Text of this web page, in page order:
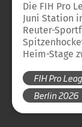
Die FIH Pro
Juni Station
Reuter-
Heim-Stage
HONAMAS
im letzten
FIH Pro
Berlin 2026